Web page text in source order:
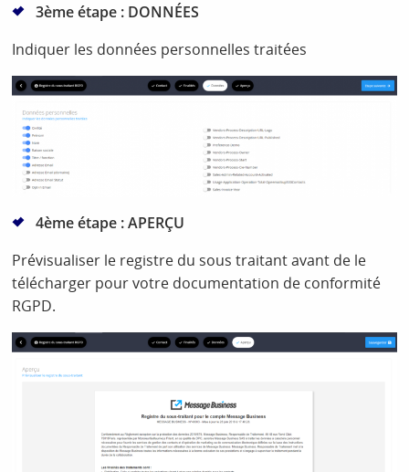
3ème étape : DONNÉES
Indiquer les données personnelles traitées
4ème étape : APERÇU
Prévisualiser le registre du sous traitant avant de le
télécharger pour votre documentation de conformité
RGPD.